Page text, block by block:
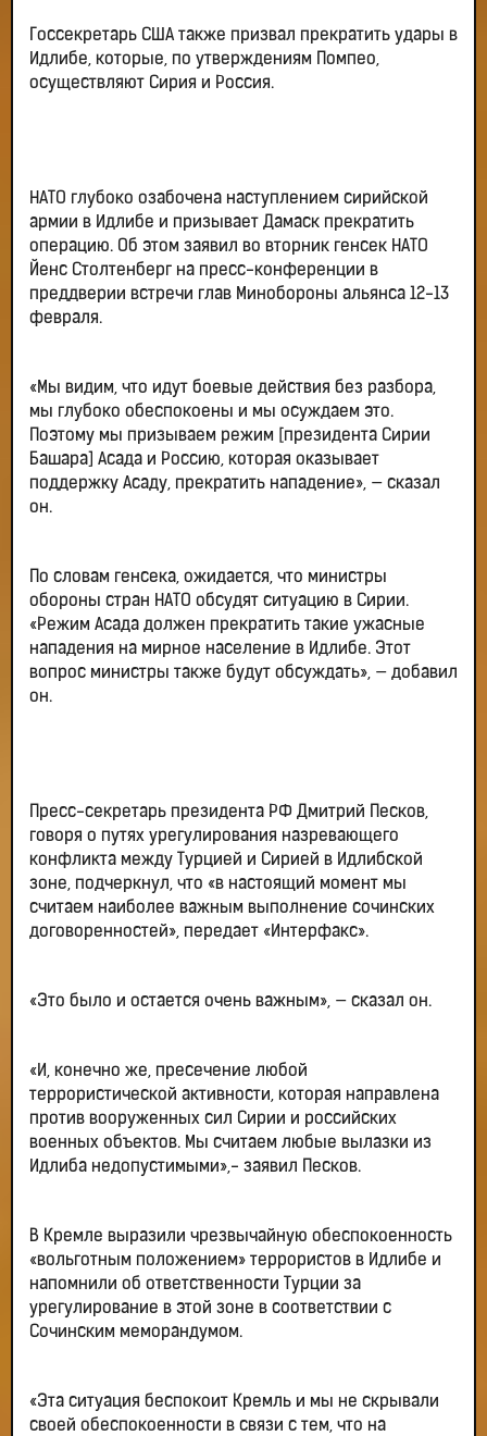
Госсекретарь США также призвал прекратить удары в
Идлибе, которые, по утверждениям Помпео,
осуществляют Сирия и Россия.
НАТО глубоко озабочена наступлением сирийской
армии в Идлибе и призывает Дамаск прекратить
операцию. Об этом заявил во вторник генсек НАТО
Йенс Столтенберг на пресс-конференции в
преддверии встречи глав Минобороны альянса 12-13
февраля.
«Мы видим, что идут боевые действия без разбора,
мы глубоко обеспокоены и мы осуждаем это.
Поэтому мы призываем режим [президента Сирии
Башара] Асада и Россию, которая оказывает
поддержку Асаду, прекратить нападение», — сказал
он.
По словам генсека, ожидается, что министры
обороны стран НАТО обсудят ситуацию в Сирии.
«Режим Асада должен прекратить такие ужасные
нападения на мирное население в Идлибе. Этот
вопрос министры также будут обсуждать», — добавил
он.
Пресс-секретарь президента РФ Дмитрий Песков,
говоря о путях урегулирования назревающего
конфликта между Турцией и Сирией в Идлибской
зоне, подчеркнул, что «в настоящий момент мы
считаем наиболее важным выполнение сочинских
договоренностей», передает «Интерфакс».
«Это было и остается очень важным», — сказал он.
«И, конечно же, пресечение любой
террористической активности, которая направлена
против вооруженных сил Сирии и российских
военных объектов. Мы считаем любые вылазки из
Идлиба недопустимыми»,- заявил Песков.
В Кремле выразили чрезвычайную обеспокоенность
«вольготным положением» террористов в Идлибе и
напомнили об ответственности Турции за
урегулирование в этой зоне в соответствии с
Сочинским меморандумом.
«Эта ситуация беспокоит Кремль и мы не скрывали
своей обеспокоенности в связи с тем, что на